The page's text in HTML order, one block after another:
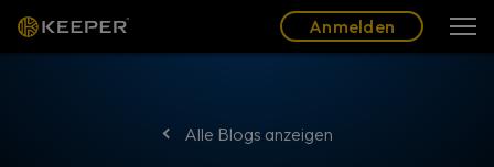
Anmelden
Alle Blogs anzeigen